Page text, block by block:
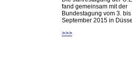
fand gemeinsam mit der
Bundestagung vom 3. bis
September 2015 in
>>>